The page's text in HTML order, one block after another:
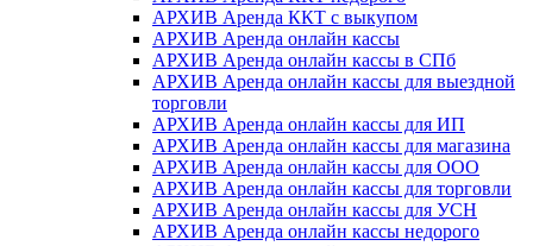
АРХИВ Аренда ККТ с выкупом
АРХИВ Аренда онлайн кассы
АРХИВ Аренда онлайн кассы в СПб
АРХИВ Аренда онлайн кассы для выездной
торговли
АРХИВ Аренда онлайн кассы для ИП
АРХИВ Аренда онлайн кассы для магазина
АРХИВ Аренда онлайн кассы для ООО
АРХИВ Аренда онлайн кассы для торговли
АРХИВ Аренда онлайн кассы для УСН
АРХИВ Аренда онлайн кассы недорого